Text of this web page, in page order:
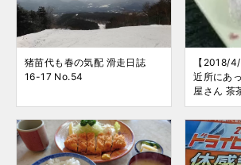
猪苗代も春の気配 滑走日誌
16-17 No.54
【2018/
近所にあ
屋さん 茶